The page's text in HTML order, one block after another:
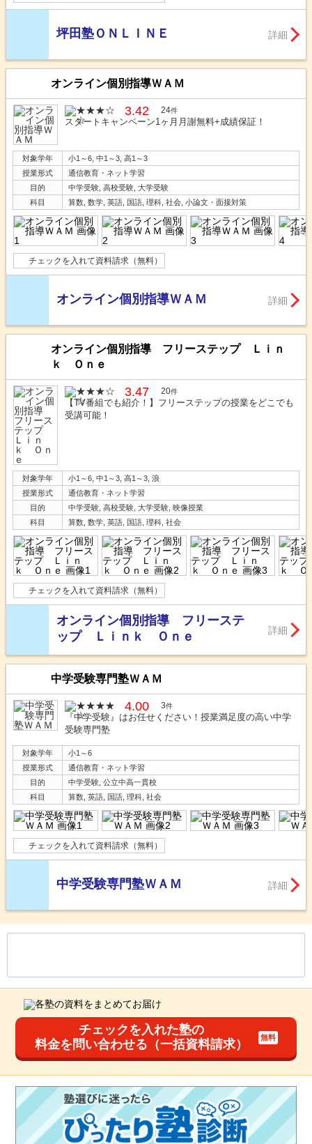
坪田塾ＯＮＬＩＮＥ 詳細
オンライン個別指導ＷＡＭ
3.42 24件
スタートキャンペーン1ヶ月月謝無料+成績保証！
対象学年
小1～6, 中1～3, 高1～3
授業形式
通信教育・ネット学習
目的
中学受験, 高校受験, 大学受験
科目
算数, 数学, 英語, 国語, 理科, 社会, 小論文・面接対策
チェックを入れて資料請求（無料）
オンライン個別指導ＷＡＭ 詳細
オンライン個別指導 フリーステップ Ｌｉｎ
ｋ Ｏｎｅ
3.47 20件
【TV番組でも紹介！】フリーステップの授業をどこでも
受講可能！
対象学年
小1～6, 中1～3, 高1～3, 浪
授業形式
通信教育・ネット学習
目的
中学受験, 高校受験, 大学受験, 映像授業
科目
算数, 数学, 英語, 国語, 理科, 社会
チェックを入れて資料請求（無料）
オンライン個別指導 フリーステ
ップ Ｌｉｎｋ Ｏｎｅ
詳細
中学受験専門塾ＷＡＭ
4.00 3件
『中学受験』はお任せください！授業満足度の高い中学
受験専門塾
対象学年
小1～6
授業形式
通信教育・ネット学習
目的
中学受験, 公立中高一貫校
科目
算数, 英語, 国語, 理科, 社会
チェックを入れて資料請求（無料）
中学受験専門塾ＷＡＭ 詳細
チェックを入れた塾の
料金を問い合わせる（一括資料請求）